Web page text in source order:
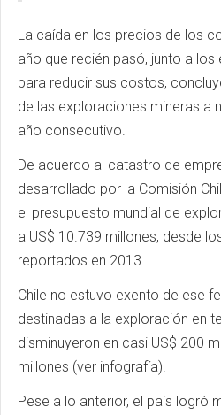
La caída en los precios de los
año que recién pasó, junto a
para reducir sus costos,
de las exploraciones mineras a
año consecutivo.
De acuerdo al catastro de
desarrollado por la Comisión
el presupuesto mundial de
a US$ 10.739 millones, desde
reportados en 2013.
Chile no estuvo exento de ese
destinadas a la exploración en
disminuyeron en casi US$ 200
millones (ver infografía).
Pese a lo anterior, el país logró